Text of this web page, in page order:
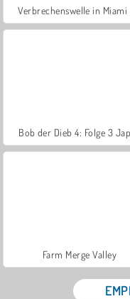
Verbrechenswelle in Miami
Bob der Dieb 4: Folge 3
Farm Merge Valley